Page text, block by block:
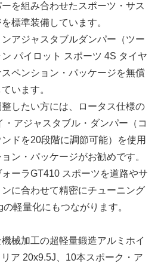
を組み合わせたスポーツ・サス
標準装備しています。
アジャスタブルダンパー（ツー
パイロット スポーツ 4S タイヤ
ペンション・パッケージを無償
います。
したい方には、ロータス仕様の
アジャスタブル・ダンパー（コ
ドを20段階に調節可能）を使用
ン・パッケージがお勧めです。
ーラGT410 スポーツを道路やサ
に合わせて精密にチューニング
軽量化にもつながります。
械加工の超軽量鍛造アルミホイ
ア 20x9.5J、10本スポーク・ア